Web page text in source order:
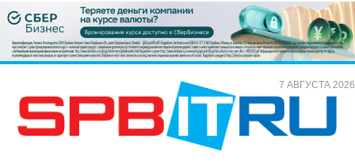
7 АВГУСТА 2026